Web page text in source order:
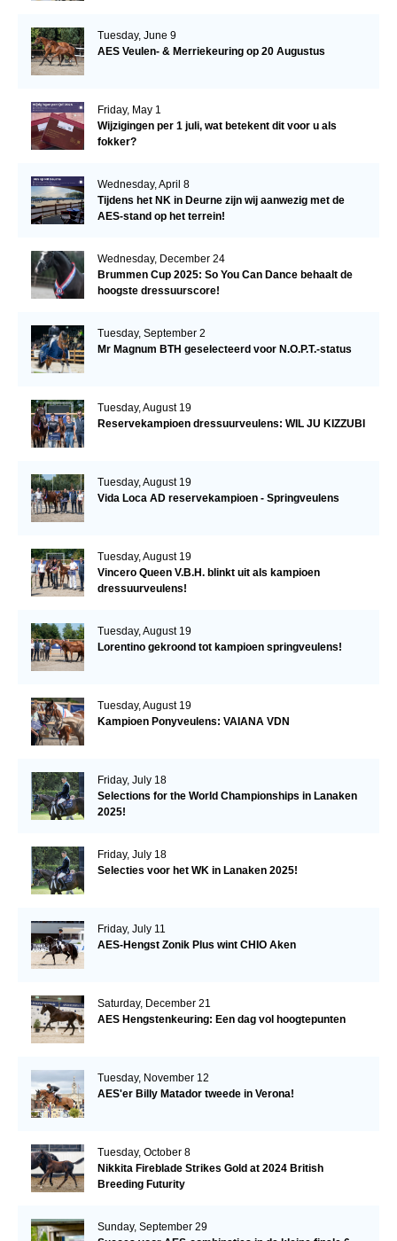
Tuesday, June 9
AES Veulen- & Merriekeuring op 20 Augustus
Friday, May 1
Wijzigingen per 1 juli, wat betekent dit voor u als
fokker?
Wednesday, April 8
Tijdens het NK in Deurne zijn wij aanwezig met de
AES-stand op het terrein!
Wednesday, December 24
Brummen Cup 2025: So You Can Dance behaalt de
hoogste dressuurscore!
Tuesday, September 2
Mr Magnum BTH geselecteerd voor N.O.P.T.-status
Tuesday, August 19
Reservekampioen dressuurveulens: WIL JU KIZZUBI
Tuesday, August 19
Vida Loca AD reservekampioen - Springveulens
Tuesday, August 19
Vincero Queen V.B.H. blinkt uit als kampioen
dressuurveulens!
Tuesday, August 19
Lorentino gekroond tot kampioen springveulens!
Tuesday, August 19
Kampioen Ponyveulens: VAIANA VDN
Friday, July 18
Selections for the World Championships in Lanaken
2025!
Friday, July 18
Selecties voor het WK in Lanaken 2025!
Friday, July 11
AES-Hengst Zonik Plus wint CHIO Aken
Saturday, December 21
AES Hengstenkeuring: Een dag vol hoogtepunten
Tuesday, November 12
AES'er Billy Matador tweede in Verona!
Tuesday, October 8
Nikkita Fireblade Strikes Gold at 2024 British
Breeding Futurity
Sunday, September 29